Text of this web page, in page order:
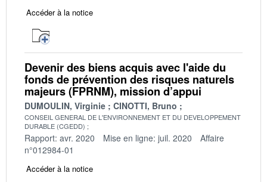
Accéder à la notice
Devenir des biens acquis avec l'aide du
fonds de prévention des risques naturels
majeurs (FPRNM), mission d’appui
DUMOULIN, Virginie CINOTTI, Bruno
CONSEIL GENERAL DE L'ENVIRONNEMENT ET DU DEVELOPPEMENT
DURABLE (CGEDD)
Rapport: avr. 2020 Mise en ligne: juil. 2020
Affaire
n°012984-01
Accéder à la notice